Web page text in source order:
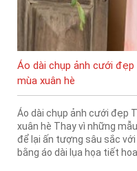
Áo dài chụp ảnh cưới đẹp
mùa xuân hè
Áo dài chụp ảnh cưới đẹp
xuân hè Thay vì những
để lại ấn tượng sâu sắc
bằng áo dài lụa họa tiết